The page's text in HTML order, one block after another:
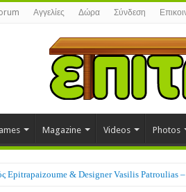
Αγγελίες Δώρα Σύνδεση
Magazine Videos Photos
Epitrapaizoume & Designer Vasilis Patroulias